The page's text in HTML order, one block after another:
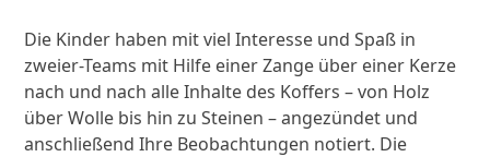
Die Kinder haben mit viel Interesse und Spaß in
zweier-Teams mit Hilfe einer Zange über einer Kerze
nach und nach alle Inhalte des Koffers – von Holz
über Wolle bis hin zu Steinen – angezündet und
anschließend Ihre Beobachtungen notiert. Die